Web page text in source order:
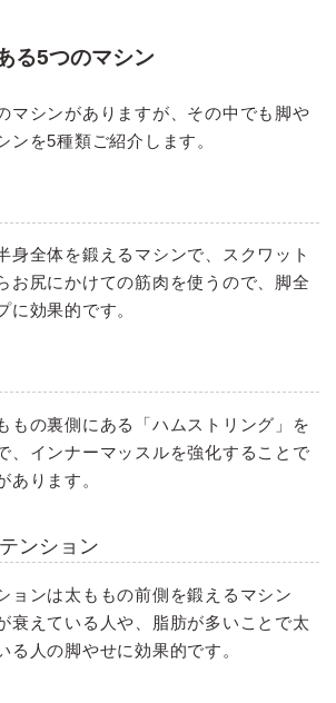
る5つのマシン
マシンがありますが、その中でも脚や
ンを5種類ご紹介します。
身全体を鍛えるマシンで、スクワット
お尻にかけての筋肉を使うので、脚全
に効果的です。
もの裏側にある「ハムストリング」を
、インナーマッスルを強化することで
あります。
ンション
ョンは太ももの前側を鍛えるマシン
衰えている人や、脂肪が多いことで太
る人の脚やせに効果的です。